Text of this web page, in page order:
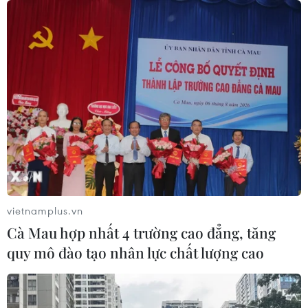
Ấn Độ bị đánh chìm trên Biển Đỏ
05/08/2026 04:40
Israel phát triển xét nghiệm máu đơn
giản giúp phát hiện sớm ung thư
phổi
05/08/2026 03:42
Italy có thể tham gia cơ chế xác minh
giải giáp Hezbollah tại Nam Liban
Iran-Oman đàm phán thiết lập tuyến
hàng hải mới qua eo biển Hormuz
vietnamplus.vn
Cà Mau hợp nhất 4 trường cao đẳng, tăng
quy mô đào tạo nhân lực chất lượng cao